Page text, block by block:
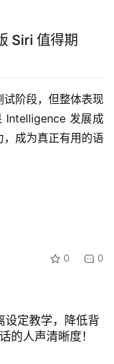
Siri 值得期
阶段，但整体表现
Intelligence 发展成
成为真正有用的语
0 0
设定教学，降低背
的人声清晰度！